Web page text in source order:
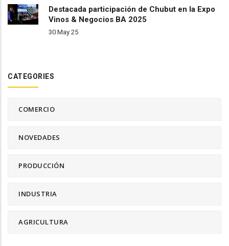
Destacada participación de Chubut en la Expo
Vinos & Negocios BA 2025
30 May 25
CATEGORIES
COMERCIO
NOVEDADES
PRODUCCIÓN
INDUSTRIA
AGRICULTURA